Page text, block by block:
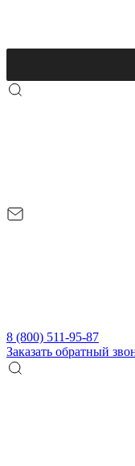
8 (800) 511-95-87
Заказать обратный